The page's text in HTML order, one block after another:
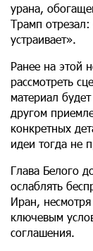
урана,
Трамп
устраивает».
Ранее на этой
рассмотреть
материал
другом
конкретных
идеи тогда не
Глава Белого
ослаблять
Иран, несмотря
ключевым
соглашения.